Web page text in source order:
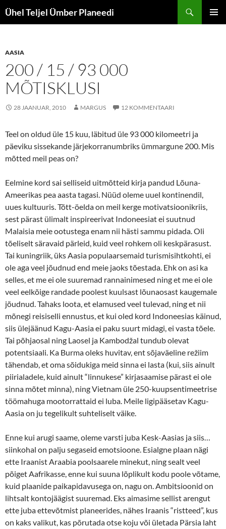
Ühel Teljel Ümber Planeedi
Otsi
AASIA
200 / 15 / 93 000
MÕTISKLUSI
28 JAANUAR, 2010 MARGUS 12 KOMMENTAARI
Teel on oldud üle 15 kuu, läbitud üle 93 000 kilomeetri ja
päeviku sissekande järjekorranumbriks ümmargune 200. Mis
mõtted meil peas on?
Eelmine kord sai selliseid uitmõtteid kirja pandud Lõuna-
Ameerikas pea aasta tagasi. Nüüd oleme uuel kontinendil,
uues kultuuris. Tõtt-öelda on meil kerge motivatsioonikriis,
sest pärast ülimalt inspireerivat Indoneesiat ei suutnud
Malaisia meie ootustega enam nii hästi sammu pidada. Oli
tõeliselt säravaid pärleid, kuid veel rohkem oli keskpärasust.
Tai kuningriik, üks Aasia populaarsemaid turismisihtkohti, ei
ole aga veel jõudnud end meie jaoks tõestada. Ehk on asi ka
selles, et me ei ole suuremad rannainimesed ning et me ei ole
veel eelkõige randade poolest kuulsast lõunaosast kaugemale
jõudnud. Tahaks loota, et elamused veel tulevad, ning et nii
mõnegi reisiselli ennustus, et kui oled kord Indoneesias käinud,
siis ülejäänud Kagu-Aasia ei paku suurt midagi, ei vasta tõele.
Tai põhjaosal ning Laosel ja Kambodžal tundub olevat
potentsiaali. Ka Burma oleks huvitav, ent sõjaväeline režiim
tähendab, et oma sõidukiga meid sinna ei lasta (kui, siis ainult
piirialadele, kuid ainult “linnukese” kirjasaamise pärast ei ole
sinna mõtet minna), ning Vietnam üle 250-kuupsentimeetrise
töömahuga mootorrattaid ei luba. Meile ligipääsetav Kagu-
Aasia on ju tegelikult suhteliselt väike.
Enne kui arugi saame, oleme varsti juba Kesk-Aasias ja siis…
siinkohal on palju segaseid emotsioone. Esialgne plaan nägi
ette Iraanist Araabia poolsaarele minekut, ning sealt veel
põiget Aafrikasse, enne kui suuna lõplikult kodu poole võtame,
kuid plaanide paikapidavusega on, nagu on. Ambitsioonid on
lihtsalt kontojäägist suuremad. Eks aimasime sellist arengut
ette juba ettevõtmist planeerides, nähes Iraanis “ristteed”, kus
on kaks valikut, kas põrutada otse koju või ületada Pärsia laht